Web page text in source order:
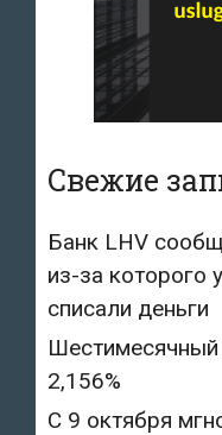
Свежие
Банк LHV
из-за которого
списали деньги
2,156%
С 9 октября